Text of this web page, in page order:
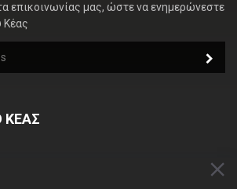
επικοινωνίας μας, ώστε να ενημερώνεστε
Κέας
ΚΕΑΣ